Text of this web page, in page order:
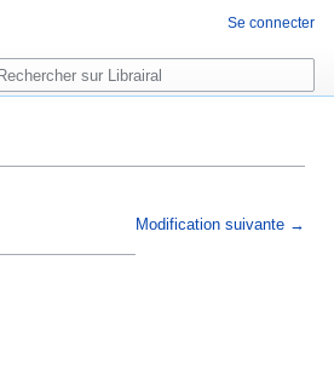
Modification suivante →
Se connecter